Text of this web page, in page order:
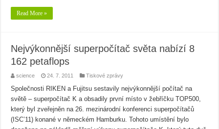
Read More »
Nejvýkonnější superpočítač světa nabízí 8
162 petaflops
science 24. 7. 2011 Tiskové zprávy
Společnosti RIKEN a Fujitsu sestavily nejvýkonnější počítač na
světě – superpočítač K a obsadily první místo v žebříčku TOP500,
který byl zveřejněn na 26. mezinárodní konferenci superpočítačů
(ISC’11) konané v německém Hamburku. Tohoto umístění bylo